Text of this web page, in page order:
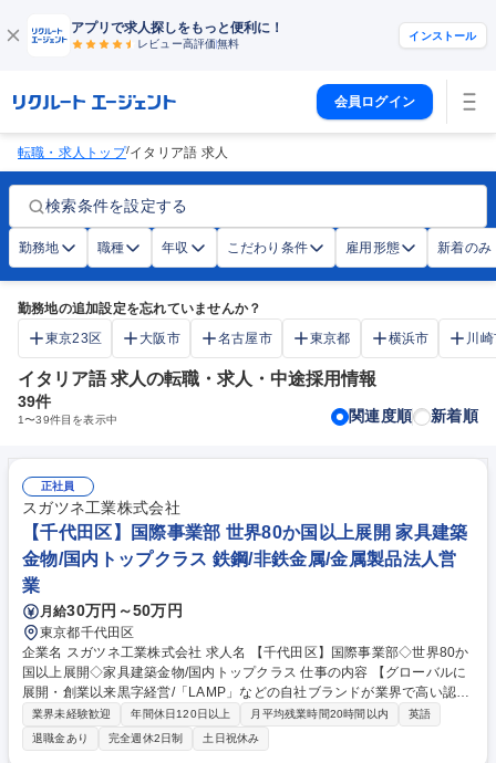
アプリで求人探しをもっと便利に！
レビュー高評価無料
インストール
会員ログイン
転職・求人トップ/イタリア語 求人
検索条件を設定する
勤務地 職種 年収 こだわり条件 雇用形態 新着のみ
勤務地の追加設定を忘れていませんか？
東京23区
大阪市 名古屋市 東京都 横浜市 川
イタリア語 求人の転職・求人・中途採用情報
39件
1〜39件目を表示中 関連度順 新着順
正社員
スガツネ工業株式会社
【千代田区】国際事業部 世界80か国以上展開 家具建築
金物/国内トップクラス 鉄鋼/非鉄金属/金属製品法人営
業
月給30万円～50万円
東京都千代田区
企業名 スガツネ工業株式会社 求人名 【千代田区】国際事業部◇世界80か
国以上展開◇家具建築金物/国内トップクラス 仕事の内容 【グローバルに
展開・創業以来黒字経営/「LAMP」などの自社ブランドが業界で高い認知
度】ご本人様の希望と適性に合わせて国際事業部の、1.輸出部(海外営
業)、2.輸入部(仕入業務)のいずれかの業務をお任せします。 【輸出部】海
外顧客への提案・企画業務を担っていただきます。■海外子会社や各国代
業界未経験歓迎 年間休日120日以上 月平均残業時間20時間以内
英語
退職金あり
完全週休2日制 土日祝休み